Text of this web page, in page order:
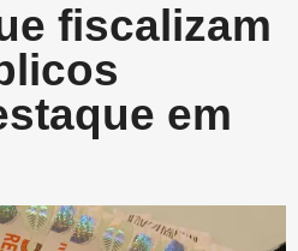
fiscalizam
em